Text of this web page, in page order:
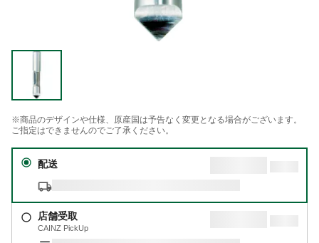
※商品のデザインや仕様、原産国は予告なく変更となる場合がございます。
ご指定はできませんのでご了承ください。
配送
店舗受取
CAINZ PickUp